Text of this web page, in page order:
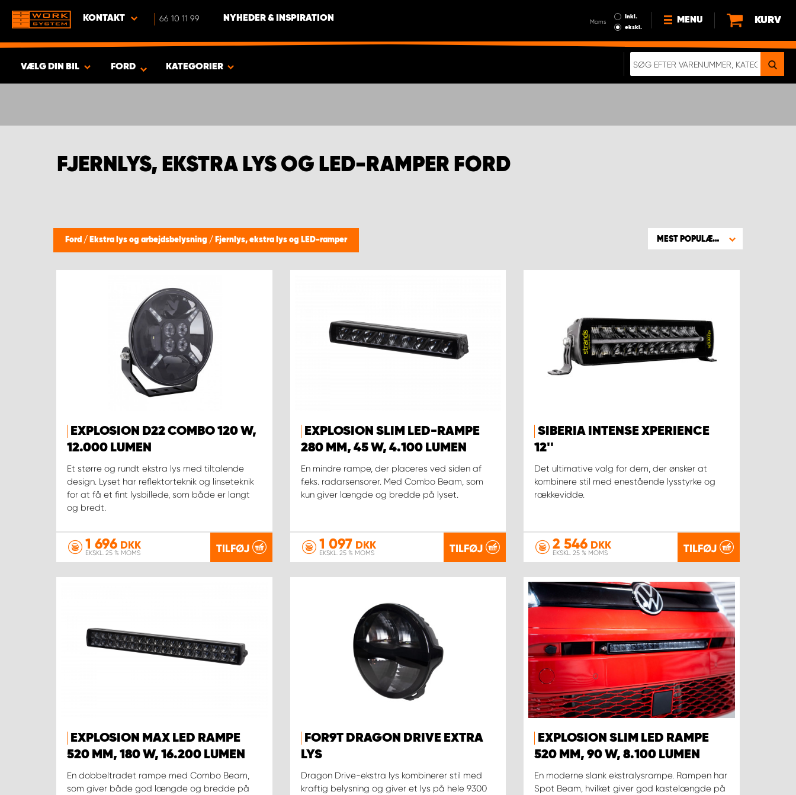
KONTAKT 66 10 11 99 NYHEDER & INSPIRATION Moms
Inkl.
ekskl.
MENU
HVORFOR VÆLGE WORK
KURV
VÆLG DIN BIL FORD KATEGORIER
FJERNLYS, EKSTRA LYS OG LED-RAMPER FORD
Ford / Ekstra lys og arbejdsbelysning / Fjernlys, ekstra lys og LED-ramper MEST POPULÆRE
EXPLOSION D22 COMBO 120 W,
12.000 LUMEN
Et større og rundt ekstra lys med tiltalende
design. Lyset har reflektorteknik og linseteknik
for at få et fint lysbillede, som både er langt
og bredt.
1 696 DKK
EKSKL. 25 % MOMS TILFØJ
EXPLOSION SLIM LED-RAMPE
280 MM, 45 W, 4.100 LUMEN
En mindre rampe, der placeres ved siden af
f.eks. radarsensorer. Med Combo Beam, som
kun giver længde og bredde på lyset.
1 097DKK
EKSKL. 25 % MOMS TILFØJ
SIBERIA INTENSE XPERIENCE
12''
Det ultimative valg for dem, der ønsker at
kombinere stil med enestående lysstyrke og
rækkevidde.
2 546 DKK
EKSKL. 25 % MOMS TILFØJ
EXPLOSION MAX LED RAMPE
520 MM, 180 W, 16.200 LUMEN
En dobbeltradet rampe med Combo Beam,
som giver både god længde og bredde på
FOR9T DRAGON DRIVE EXTRA
LYS
Dragon Drive-ekstra lys kombinerer stil med
kraftig belysning og giver et lys på hele 9300
EXPLOSION SLIM LED RAMPE
520 MM, 90 W, 8.100 LUMEN
En moderne slank ekstralysrampe. Rampen har
Spot Beam, hvilket giver god kastelængde på